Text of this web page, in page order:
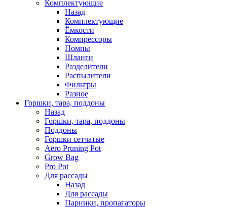
Комплектующие
Назад
Комплектующие
Ёмкости
Компрессоры
Помпы
Шланги
Разделители
Распылители
Фильтры
Разное
Горшки, тара, поддоны
Назад
Горшки, тара, поддоны
Поддоны
Горшки сетчатые
Aero Pruning Pot
Grow Bag
Pro Pot
Для рассады
Назад
Для рассады
Парники, пропагаторы